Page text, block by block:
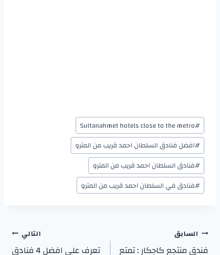
#
Sultanahmet hotels close to the metro
#افضل فنادق السلطان احمد قريب من المترو
#فنادق السلطان احمد قريب من المترو
#فنادق في السلطان احمد قريب من المترو
السابق
فندق منتجع كاجكار : تمتع
التالي
تعرف على افضل 4 فنادق